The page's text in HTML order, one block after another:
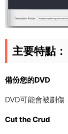
主要特點：
備份您的DVD
DVD可能會被劃傷
Cut the Crud